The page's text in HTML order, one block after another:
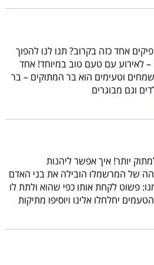
אחד כזה בקרוב? תנו לנו להפוך
– לאירוע עם טעם טוב במיוחד! אחד
וטעימים הוא בר המתוקים – בר
וגם מבוגרים
יותר! איך אפשר ליהנות
של המרשמלו הובילה את בני האדם
פשוט לקחת אותו כפי שהוא ולתת לו
יחלחלו אלינו ויוסיפו מתיקות